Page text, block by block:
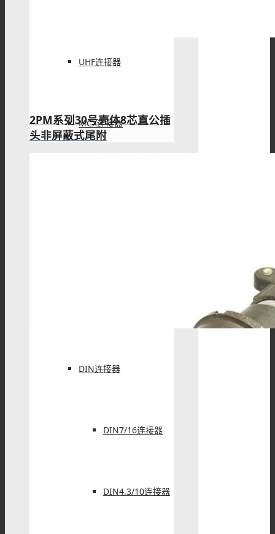
UHF连接器
MCX连接器
DIN连接器
DIN7/16连接器
DIN4.3/10连接器
2PM系列30号壳体8芯直公插
头非屏蔽式尾附